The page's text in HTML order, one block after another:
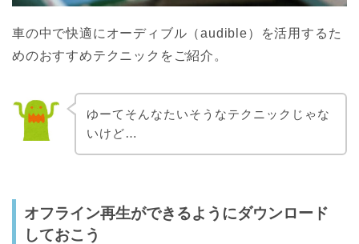
車の中で快適にオーディブル（audible）を活用するた
めのおすすめテクニックをご紹介。
ゆーてそんなたいそうなテクニックじゃな
いけど…
オフライン再生ができるようにダウンロード
しておこう